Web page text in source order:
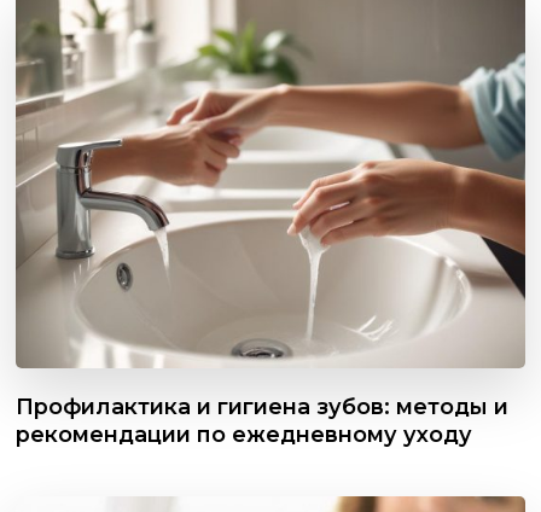
Профилактика и гигиена зубов: методы и
рекомендации по ежедневному уходу